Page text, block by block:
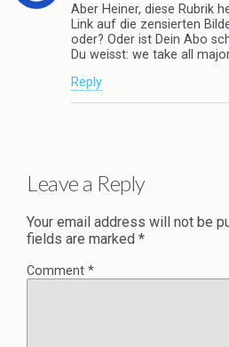
Aber Heiner, diese Rubrik
Link auf die zensierten
oder? Oder ist Dein Abo
Du weisst: we take all
Reply
Leave a Reply
Your email address will not be
fields are marked *
Comment *